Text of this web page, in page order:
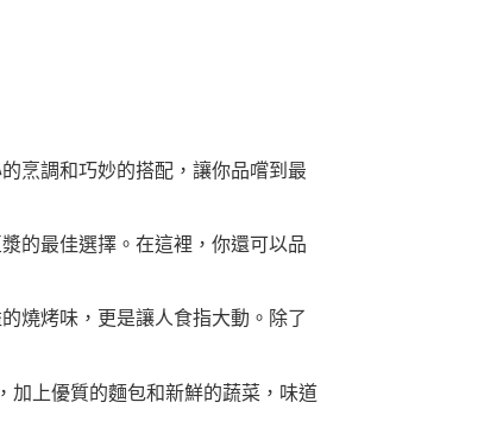
烹調和巧妙的搭配，讓你品嚐到最
的最佳選擇。在這裡，你還可以品
燒烤味，更是讓人食指大動。除了
加上優質的麵包和新鮮的蔬菜，味道